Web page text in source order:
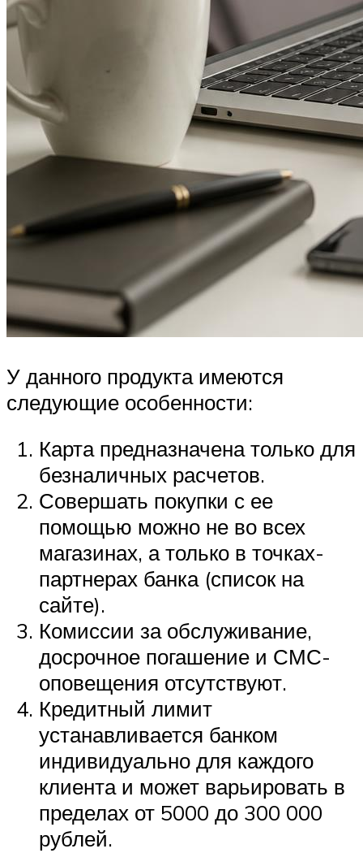
У данного продукта имеются
следующие особенности:
Карта предназначена только для
безналичных расчетов.
Совершать покупки с ее
помощью можно не во всех
магазинах, а только в точках-
партнерах банка (список на
сайте).
Комиссии за обслуживание,
досрочное погашение и СМС-
оповещения отсутствуют.
Кредитный лимит
устанавливается банком
индивидуально для каждого
клиента и может варьировать в
пределах от 5000 до 300 000
рублей.